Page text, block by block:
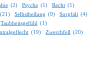
(2) Psyche (1) Recht (1)
(21) Selbstheilung (9) Sorgfalt (4)
Taubheitsgefühl
(1)
(19) Zwerchfell (20)